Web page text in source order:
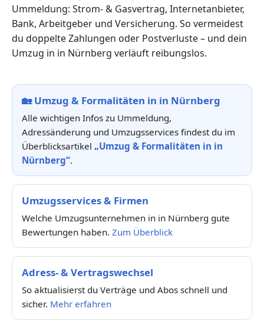
Ummeldung: Strom- & Gasvertrag, Internetanbieter,
Bank, Arbeitgeber und Versicherung. So vermeidest
du doppelte Zahlungen oder Postverluste – und dein
Umzug in in Nürnberg verläuft reibungslos.
🏡Umzug & Formalitäten in in Nürnberg
Alle wichtigen Infos zu Ummeldung,
Adressänderung und Umzugsservices findest du im
Überblicksartikel „Umzug & Formalitäten in in
Nürnberg“.
Umzugsservices & Firmen
Welche Umzugsunternehmen in in Nürnberg gute
Bewertungen haben. Zum Überblick
Adress- & Vertragswechsel
So aktualisierst du Verträge und Abos schnell und
sicher. Mehr erfahren